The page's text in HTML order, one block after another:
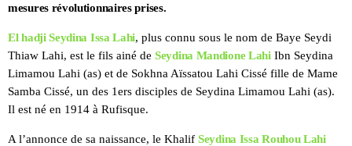
mesures révolutionnaires prises.
El hadji Seydina Issa Lahi, plus connu sous le nom de Baye Seydi
Thiaw Lahi, est le fils ainé de Seydina Mandione LahiIbn Seydina
Limamou Lahi (as) et de Sokhna Aïssatou Lahi Cissé fille de Mame
Samba Cissé, un des 1ers disciples de Seydina Limamou Lahi (as).
Il est né en 1914 à Rufisque.
A l’annonce de sa naissance, le Khalif Seydina Issa Rouhou Lahi